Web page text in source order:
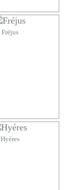
Fréjus
Hyéres